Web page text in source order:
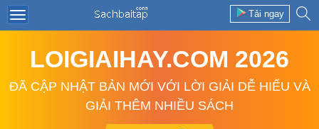
Tải ngay
LOIGIAIHAY.COM 2026
ĐÃ CẬP NHẬT BẢN MỚI VỚI LỜI GIẢI DỄ HIỂU VÀ
GIẢI THÊM NHIỀU SÁCH